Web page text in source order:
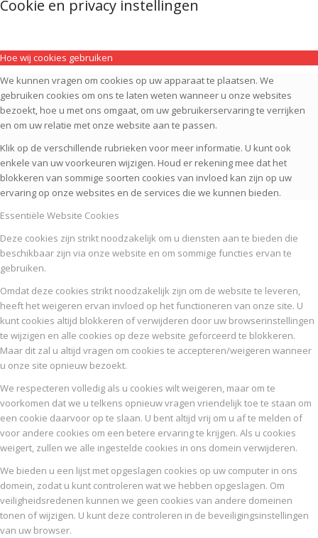
Cookie en privacy instellingen
Hoe wij cookies gebruiken
We kunnen vragen om cookies op uw apparaat te plaatsen. We
gebruiken cookies om ons te laten weten wanneer u onze websites
bezoekt, hoe u met ons omgaat, om uw gebruikerservaring te verrijken
en om uw relatie met onze website aan te passen.
Klik op de verschillende rubrieken voor meer informatie. U kunt ook
enkele van uw voorkeuren wijzigen. Houd er rekening mee dat het
blokkeren van sommige soorten cookies van invloed kan zijn op uw
ervaring op onze websites en de services die we kunnen bieden.
Essentiële Website Cookies
Deze cookies zijn strikt noodzakelijk om u diensten aan te bieden die
beschikbaar zijn via onze website en om sommige functies ervan te
gebruiken.
Omdat deze cookies strikt noodzakelijk zijn om de website te leveren,
heeft het weigeren ervan invloed op het functioneren van onze site. U
kunt cookies altijd blokkeren of verwijderen door uw browserinstellingen
te wijzigen en alle cookies op deze website geforceerd te blokkeren.
Maar dit zal u altijd vragen om cookies te accepteren/weigeren wanneer
u onze site opnieuw bezoekt.
We respecteren volledig als u cookies wilt weigeren, maar om te
voorkomen dat we u telkens opnieuw vragen vriendelijk toe te staan om
een cookie daarvoor op te slaan. U bent altijd vrij om u af te melden of
voor andere cookies om een betere ervaring te krijgen. Als u cookies
weigert, zullen we alle ingestelde cookies in ons domein verwijderen.
We bieden u een lijst met opgeslagen cookies op uw computer in ons
domein, zodat u kunt controleren wat we hebben opgeslagen. Om
veiligheidsredenen kunnen we geen cookies van andere domeinen
tonen of wijzigen. U kunt deze controleren in de beveiligingsinstellingen
van uw browser.